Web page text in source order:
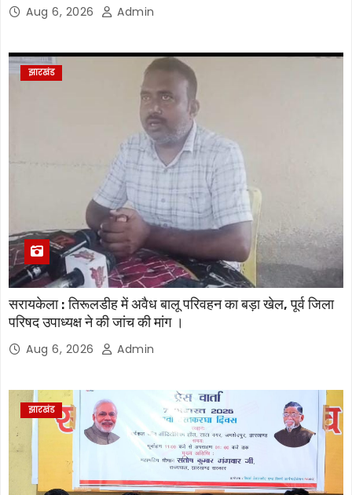
Aug 6, 2026 Admin
झारखंड
सरायकेला : तिरूलडीह में अवैध बालू परिवहन का बड़ा खेल, पूर्व जिला
परिषद उपाध्यक्ष ने की जांच की मांग ।
Aug 6, 2026 Admin
झारखंड